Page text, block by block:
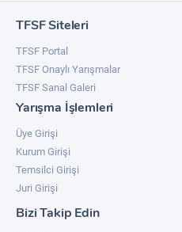
TFSF Siteleri
TFSF Portal
TFSF Onaylı Yarışmalar
TFSF Sanal Galeri
Yarışma İşlemleri
Üye Girişi
Kurum Girişi
Temsilci Girişi
Juri Girişi
Bizi Takip Edin